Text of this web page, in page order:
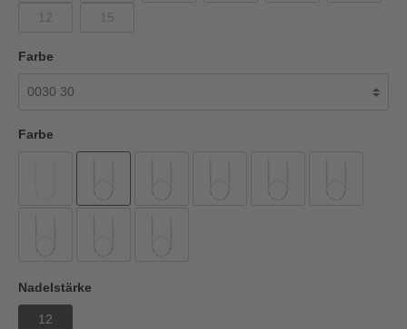
12 15
Farbe
Farbe
Nadelstärke
12